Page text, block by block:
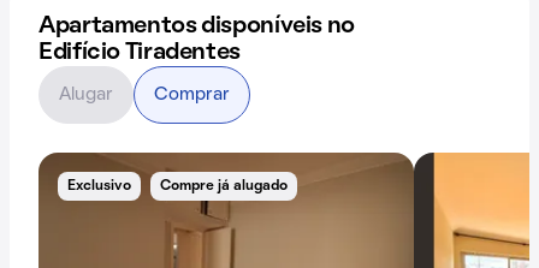
Apartamentos disponíveis no
Edifício Tiradentes
Exclusivo Compre já alugado
Alugar Comprar